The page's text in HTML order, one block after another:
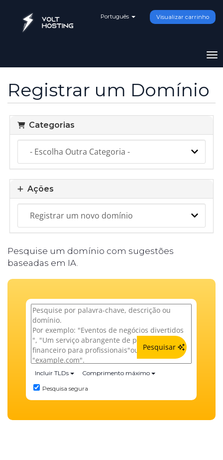
Português Visualizar carrinho
Registrar um Domínio
Categorias
Ações
Pesquise um domínio com sugestões
baseadas em IA.
Pesquisar
Incluir TLDs Comprimento máximo
Pesquisa segura